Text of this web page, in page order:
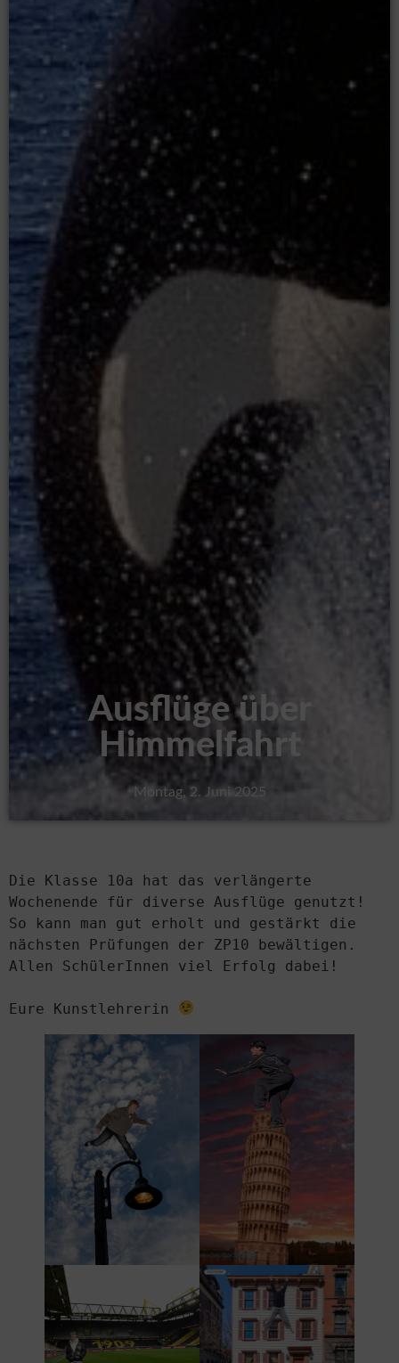
Ausflüge über
Himmelfahrt
Montag, 2. Juni 2025
Die Klasse 10a hat das verlängerte
Wochenende für diverse Ausflüge genutzt!
So kann man gut erholt und gestärkt die
nächsten Prüfungen der ZP10 bewältigen.
Allen SchülerInnen viel Erfolg dabei!
Eure Kunstlehrerin